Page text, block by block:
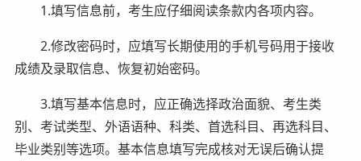
1.填写信息前，考生应仔细阅读条款内各项内容。
2.修改密码时，应填写长期使用的手机号码用于接收
成绩及录取信息、恢复初始密码。
3.填写基本信息时，应正确选择政治面貌、考生类
别、考试类型、外语语种、科类、首选科目、再选科目、
毕业类别等选项。基本信息填写完成核对无误后确认提